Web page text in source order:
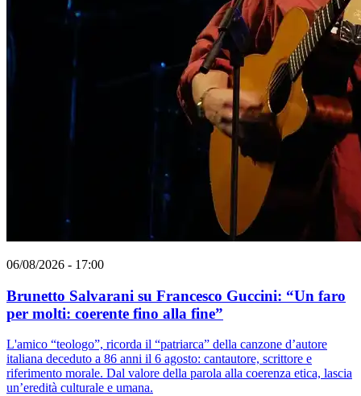
06/08/2026 - 17:00
Brunetto Salvarani su Francesco Guccini: “Un faro
per molti: coerente fino alla fine”
L'amico “teologo”, ricorda il “patriarca” della canzone d’autore
italiana deceduto a 86 anni il 6 agosto: cantautore, scrittore e
riferimento morale. Dal valore della parola alla coerenza etica, lascia
un’eredità culturale e umana.